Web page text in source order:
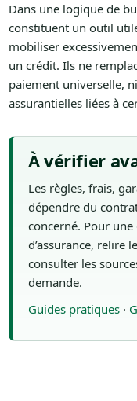
Dans une logique de
constituent un outil
mobiliser
un crédit. Ils ne
paiement universelle,
assurantielles liées à
À vérifier
Les règles, frais,
dépendre du
concerné. Pour
d’assurance, relire
consulter les
demande.
Guides pratiques·